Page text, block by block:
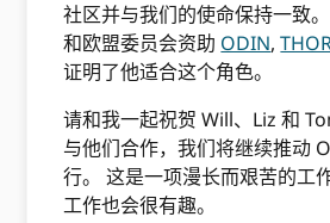
社区并与我们的使命保持一致
和欧盟委员会资助 ODIN,
证明了他适合这个角色。
请和我一起祝贺 Will、Liz 和
与他们合作，我们将继续推动
行。 这是一项漫长而艰苦的
工作也会很有趣。